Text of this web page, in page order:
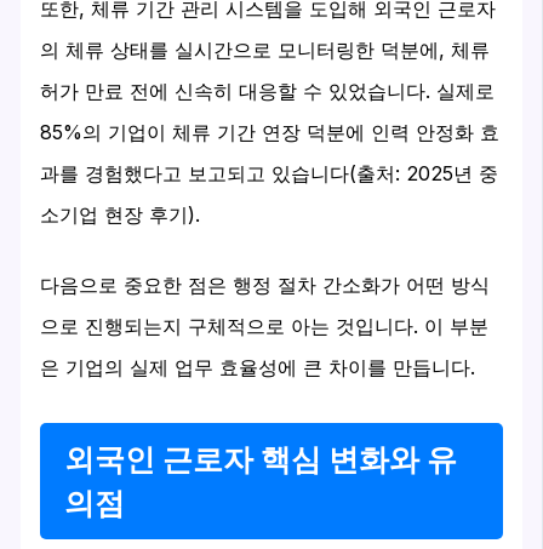
또한, 체류 기간 관리 시스템을 도입해 외국인 근로자
의 체류 상태를 실시간으로 모니터링한 덕분에, 체류
허가 만료 전에 신속히 대응할 수 있었습니다. 실제로
85%의 기업이 체류 기간 연장 덕분에 인력 안정화 효
과를 경험했다고 보고되고 있습니다(출처: 2025년 중
소기업 현장 후기).
다음으로 중요한 점은 행정 절차 간소화가 어떤 방식
으로 진행되는지 구체적으로 아는 것입니다. 이 부분
은 기업의 실제 업무 효율성에 큰 차이를 만듭니다.
외국인 근로자 핵심 변화와 유
의점